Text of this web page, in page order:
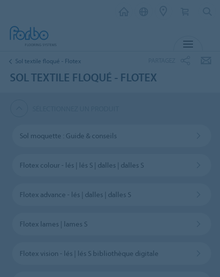
Sol textile floqué - Flotex
SOL TEXTILE FLOQUÉ - FLOTEX
Sol moquette : Guide & conseils
Flotex colour - lés | lés S | dalles | dalles S
Flotex advance - lés | dalles | dalles S
Flotex lames | lames S
Flotex vision - lés | lés S bibliothèque digitale